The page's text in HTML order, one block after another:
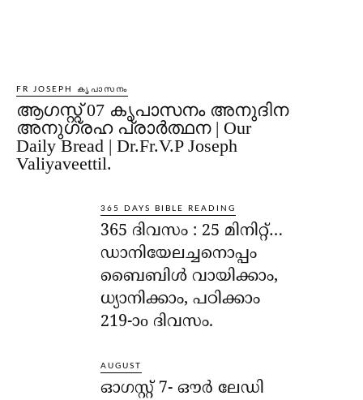
FR JOSEPH കൃപാസനം
ആഗസ്റ്റ് 07 കൃപാസനം അനുദിന
അനുഗ്രഹ പ്രാർത്ഥന | Our
Daily Bread | Dr.Fr.V.P Joseph
Valiyaveettil.
365 DAYS BIBLE READING
365 ദിവസം : 25 മിനിറ്റ്…
ഡാനിയേലച്ചനൊപ്പം
ബൈബിൾ വായിക്കാം,
ധ്യാനിക്കാം, പഠിക്കാം
219-ാo ദിവസം.
AUGUST
ഓഗസ്റ്റ് 7- ഔര്‍ ലേഡി